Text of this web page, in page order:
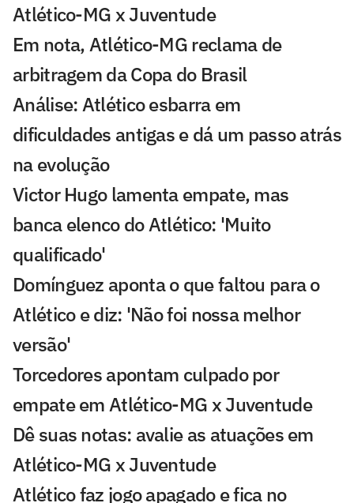
Atlético-MG x Juventude
Em nota, Atlético-MG reclama de
arbitragem da Copa do Brasil
Análise: Atlético esbarra em
dificuldades antigas e dá um passo atrás
na evolução
Victor Hugo lamenta empate, mas
banca elenco do Atlético: 'Muito
qualificado'
Domínguez aponta o que faltou para o
Atlético e diz: 'Não foi nossa melhor
versão'
Torcedores apontam culpado por
empate em Atlético-MG x Juventude
Dê suas notas: avalie as atuações em
Atlético-MG x Juventude
Atlético faz jogo apagado e fica no